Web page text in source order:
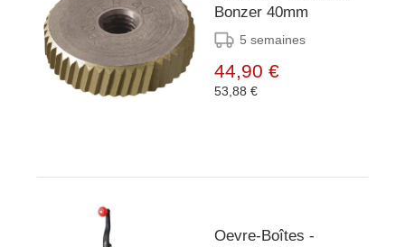
Bonzer 40mm
5 semaines
44,90 €
53,88 €
Oevre-Boîtes -